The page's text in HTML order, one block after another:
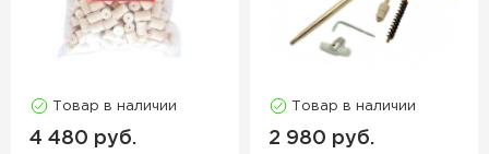
Товар в наличии
4 480 руб.
Товар в наличии
2 980 руб.